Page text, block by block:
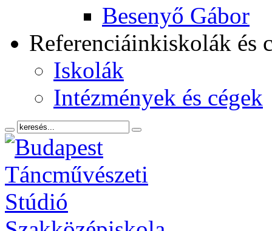
Besenyő Gábor
Referenciáinkiskolák és
Iskolák
Intézmények és cégek